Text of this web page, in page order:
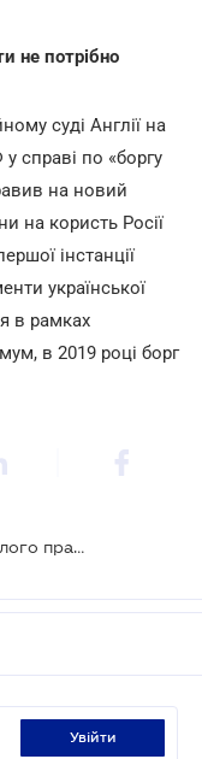
не потрібно
суді Англії на
справі по «боргу
на новий
на користь Росії
інстанції
української
в рамках
в 2019 році борг
Найважливіші для бізнесу події минулого правового тижня
увійти